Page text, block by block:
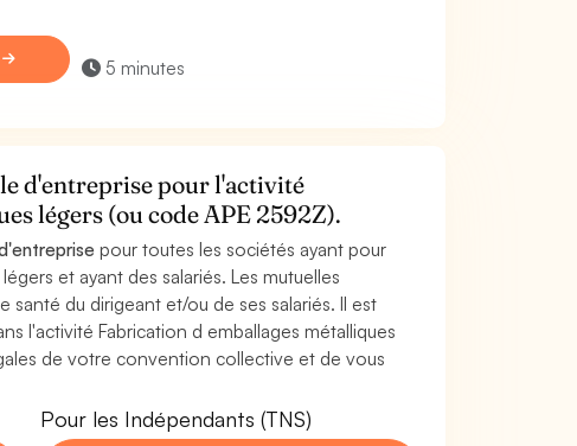
5 minutes
d'entreprise pour l'activité
légers (ou code APE 2592Z).
pour toutes les sociétés ayant pour
et ayant des salariés. Les mutuelles
du dirigeant et/ou de ses salariés. Il est
l'activité Fabrication d emballages métalliques
de votre convention collective et de vous
Pour les Indépendants (TNS)